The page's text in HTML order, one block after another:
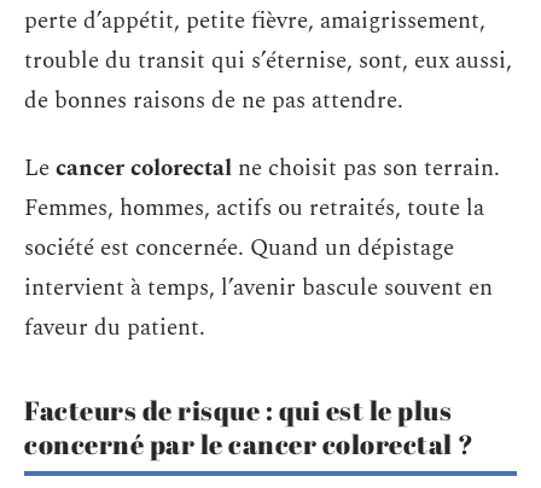
perte d’appétit, petite fièvre, amaigrissement,
trouble du transit qui s’éternise, sont, eux aussi,
de bonnes raisons de ne pas attendre.
Lecancer colorectal ne choisit pas son terrain.
Femmes, hommes, actifs ou retraités, toute la
société est concernée. Quand un dépistage
intervient à temps, l’avenir bascule souvent en
faveur du patient.
Facteurs de risque : qui est le plus
concerné par le cancer colorectal ?